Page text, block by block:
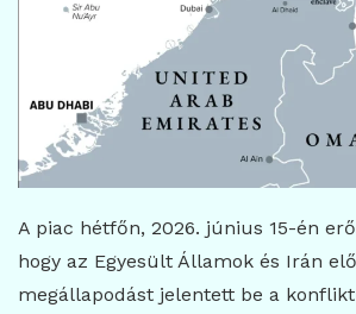
A piac hétfőn, 2026. június 15-én
hogy az Egyesült Államok és Irán
megállapodást jelentett be a